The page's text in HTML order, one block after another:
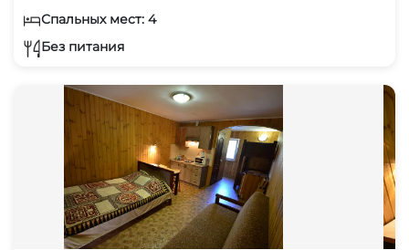
Спальных мест: 4
Без питания